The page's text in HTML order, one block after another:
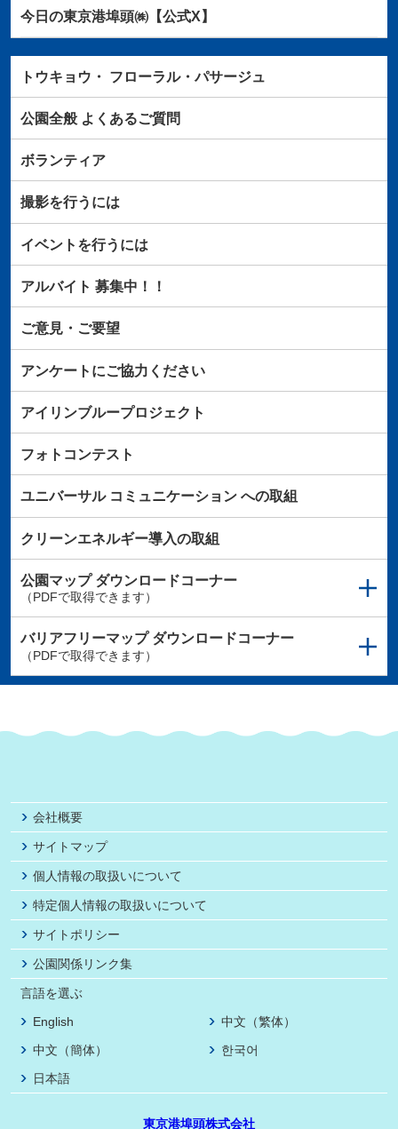
今日の東京港埠頭㈱【公式X】
トウキョウ・ フローラル・パサージュ
公園全般よくあるご質問
ボランティア
撮影を行うには
イベントを行うには
アルバイト 募集中！！
ご意見・ご要望
アンケートにご協力ください
アイリンブループロジェクト
フォトコンテスト
ユニバーサルコミュニケーションへの取組
クリーンエネルギー導入の取組
公園マップダウンロードコーナー
（PDFで取得できます）
バリアフリーマップダウンロードコーナー
（PDFで取得できます）
会社概要
サイトマップ
個人情報の取扱いについて
特定個人情報の取扱いについて
サイトポリシー
公園関係リンク集
言語を選ぶ
English
中文（繁体）
中文（簡体）
한국어
日本語
東京港埠頭株式会社